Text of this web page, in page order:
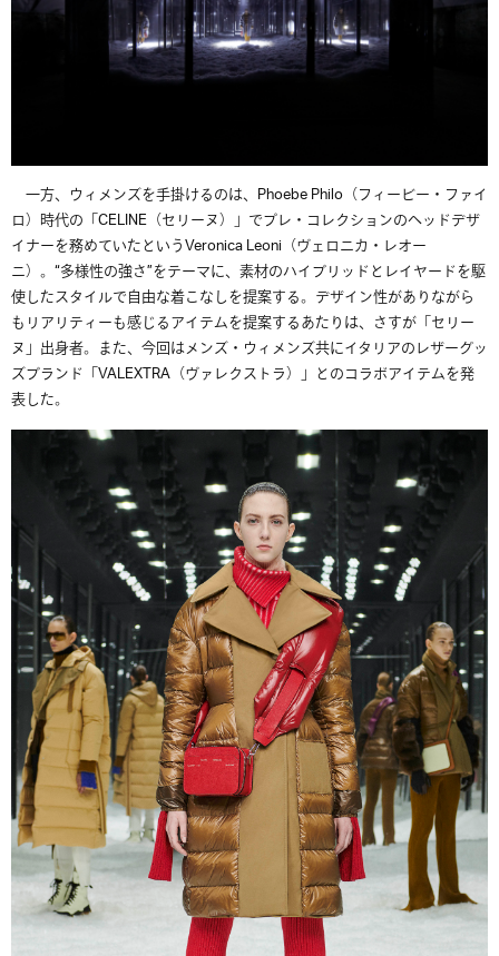
一方、ウィメンズを手掛けるのは、 Phoebe Philo （フィービー・ファイ
ロ）時代の「CELINE （セリーヌ）」でプレ・コレクションのヘッドデザ
イナーを務めていたというVeronica Leoni （ヴェロニカ・レオー
ニ）。 “多様性の強さ”をテーマに、素材のハイブリッドとレイヤードを駆
使したスタイルで自由な着こなしを提案する。デザイン性がありながら
もリアリティーも感じるアイテムを提案するあたりは、さすが「セリー
ヌ」出身者。また、 今回はメンズ・ウィメンズ共にイタリアのレザーグッ
ズブランド「VALEXTRA （ヴァレクストラ）」とのコラボアイテムを発
表した。